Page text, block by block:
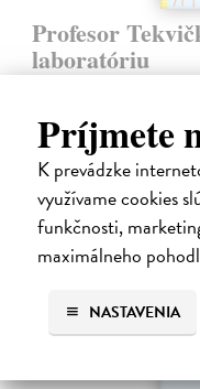
Príjmete
K prevádzke
využívame cookies
funkčnosti,
maximálneho
NASTAVENIA
Profesor
laboratóriu
recyklovaný papier aj
jednoduchých pokusov s
Na sklade ?
14,20 €
14,95 € ?